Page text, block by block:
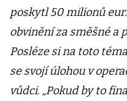
poskytl 50 milionů
obvinění za směšné a
Posléze si na toto
se svojí úlohou v
vůdci. „Pokud by to